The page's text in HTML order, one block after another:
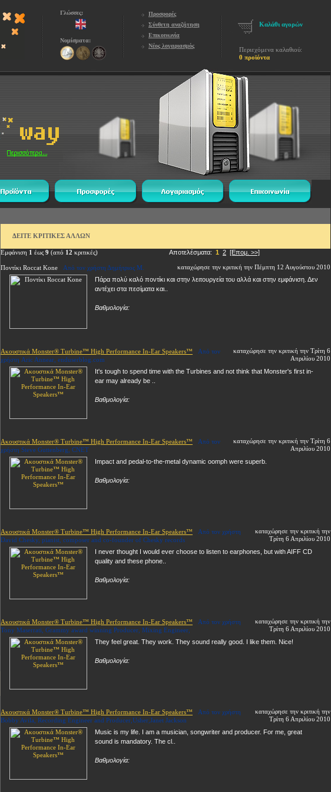
Γλώσσες:
Νομίσματα:
Προσφορές
Σύνθετη αναζήτηση
Επικοινωνία
Νέος λογαριασμός
Καλάθι αγορών
Περιεχόμενα καλαθιού:
0 προϊόντα
ΔΕΙΤΕ ΚΡΙΤΙΚΕΣ ΑΛΛΩΝ
Εμφάνιση 1 έως 9 (από 12 κριτικές) Αποτελέσματα: 1 2 [Επομ. >>]
Ποντίκι Roccat Kone Από τον χρήστη Δημήτριος Μ.
καταχώρησε την κριτική την Πέμπτη 12 Αυγούστου 2010
Πάρα πολύ καλό ποντίκι και στην λειτουργεία του αλλά και στην εμφάνιση. Δεν
αντέχει στα πεσίματα και..
Βαθμολογία:
Ακουστικά Monster® Turbine™ High Performance In-Ear Speakers™
Από τον
χρήστη Aric Annear, enduserblog.com
καταχώρησε την κριτική την Τρίτη 6
Απριλίου 2010
It's tough to spend time with the Turbines and not think that Monster's first in-
ear may already be ..
Βαθμολογία:
Ακουστικά Monster® Turbine™ High Performance In-Ear Speakers™
Από τον
χρήστη Steve Guttenberg, CNET
καταχώρησε την κριτική την Τρίτη 6
Απριλίου 2010
Impact and pedal-to-the-metal dynamic oomph were superb.
Βαθμολογία:
Ακουστικά Monster® Turbine™ High Performance In-Ear Speakers™
Από τον χρήστη
David Chesky, pianist, composer and co-founder of Chesky records
καταχώρησε την κριτική την
Τρίτη 6 Απριλίου 2010
I never thought I would ever choose to listen to earphones, but with AIFF CD
quality and these phone..
Βαθμολογία:
Ακουστικά Monster® Turbine™ High Performance In-Ear Speakers™
Από τον χρήστη
Tony Maserrati, Grammy award winning Producer, Mixing Engineer,
καταχώρησε την κριτική την
Τρίτη 6 Απριλίου 2010
They feel great. They work. They sound really good. I like them. Nice!
Βαθμολογία:
Ακουστικά Monster® Turbine™ High Performance In-Ear Speakers™
Από τον χρήστη
Bobby Avila, Recording Engineer and Producer,Usher,Janet Jackson
καταχώρησε την κριτική την
Τρίτη 6 Απριλίου 2010
Music is my life. I am a musician, songwriter and producer. For me, great
sound is mandatory. The cl..
Βαθμολογία: